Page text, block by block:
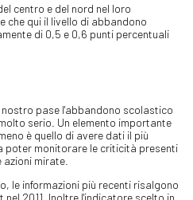
centro e del nord nel loro
che qui il livello di abbandono
di 0,5 e 0,6 punti percentuali
pase l'abbandono scolastico
serio. Un elemento importante
è quello di avere dati il più
poter monitorare le criticità presenti
mirate.
le informazioni più recenti risalgono
2011. Inoltre l'indicatore scelto in